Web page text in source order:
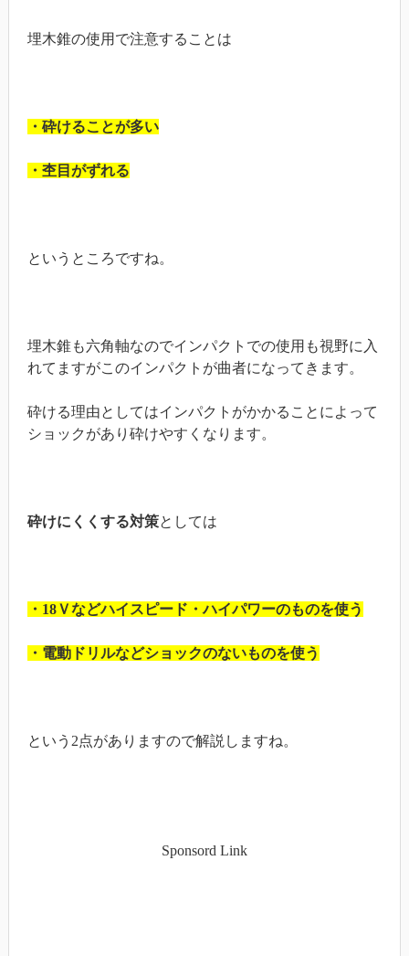
埋木錐の使用で注意することは
・砕けることが多い
・杢目がずれる
というところですね。
埋木錐も六角軸なのでインパクトでの使用も視野に入
れてますがこのインパクトが曲者になってきます。
砕ける理由としてはインパクトがかかることによって
ショックがあり砕けやすくなります。
砕けにくくする対策としては
・18Ｖなどハイスピード・ハイパワーのものを使う
・電動ドリルなどショックのないものを使う
という2点がありますので解説しますね。
Sponsord Link